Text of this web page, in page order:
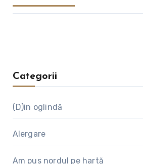
Categorii
(D)in oglindă
Alergare
Am pus nordul pe hartă